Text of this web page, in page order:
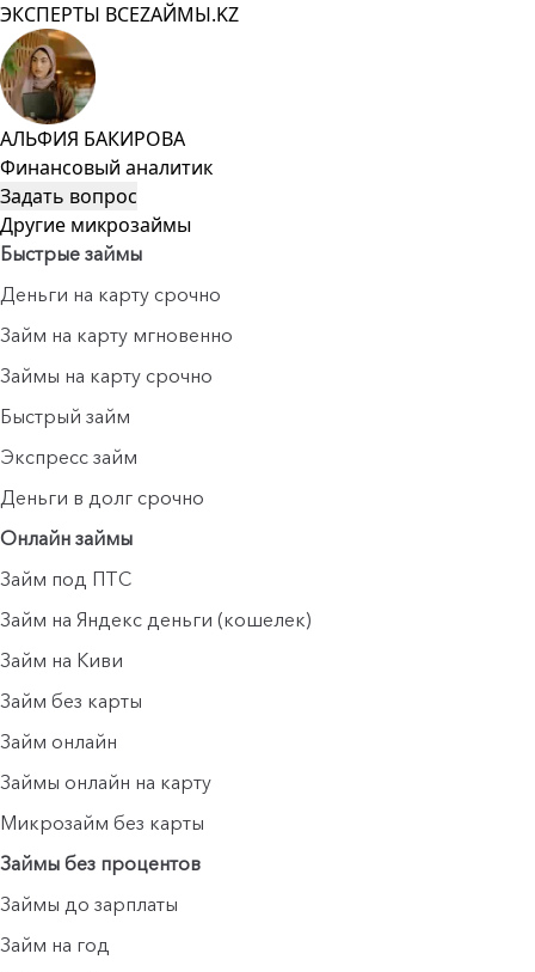
ЭКСПЕРТЫ ВСЕZAЙМЫ.KZ
АЛЬФИЯ БАКИРОВА
Финансовый аналитик
Задать вопрос
Другие микрозаймы
Быстрые займы
Деньги на карту срочно
Займ на карту мгновенно
Займы на карту срочно
Быстрый займ
Экспресс займ
Деньги в долг срочно
Онлайн займы
Займ под ПТС
Займ на Яндекс деньги (кошелек)
Займ на Киви
Займ без карты
Займ онлайн
Займы онлайн на карту
Микрозайм без карты
Займы без процентов
Займы до зарплаты
Займ на год